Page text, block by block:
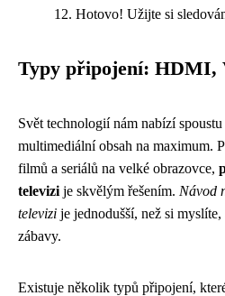
Hotovo! Užijte si
Typy připojení: HDMI,
Svět technologií nám nabízí
multimediální obsah na maximum.
filmů a seriálů na velké obrazovce,
televizi je skvělým řešením. Návod
televizi je jednodušší, než si
zábavy.
Existuje několik typů připojení,